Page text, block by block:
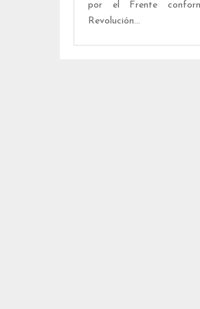
por el Frente
Revolución...